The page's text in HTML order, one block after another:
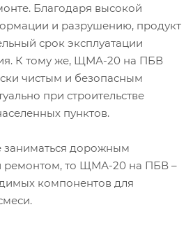
Благодаря высокой
и разрушению, продукт
срок эксплуатации
К тому же, ЩМА-20 на ПБВ
чистым и безопасным
при строительстве
пунктов.
заниматься дорожным
ремонтом, то ЩМА-20 на ПБВ –
компонентов для